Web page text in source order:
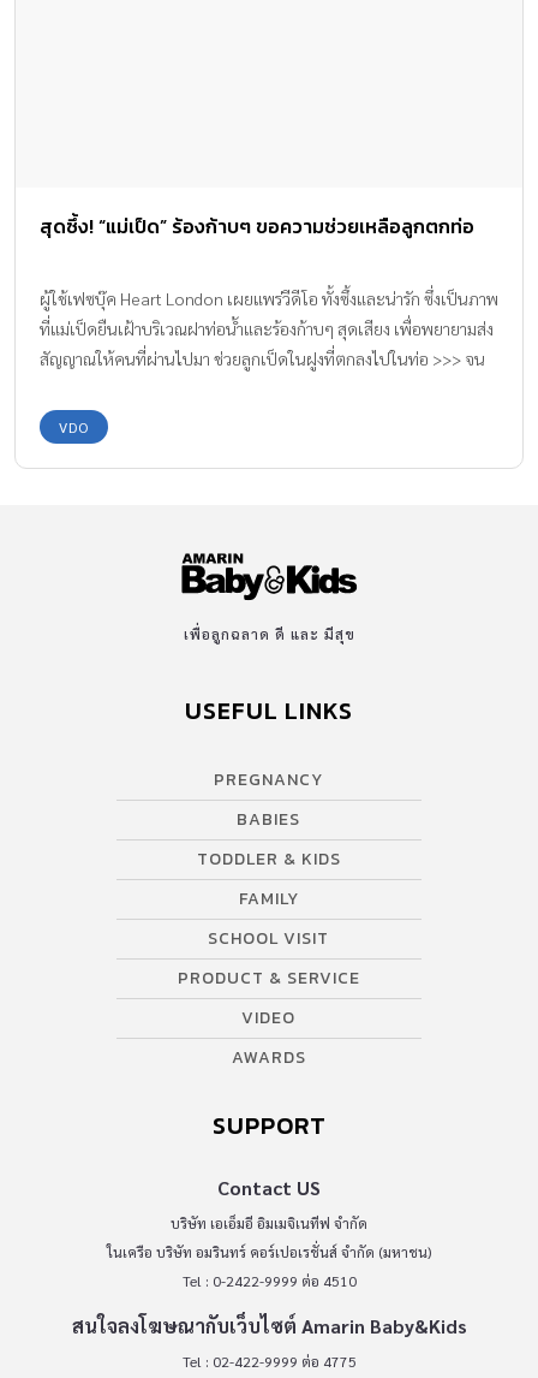
สุดซึ้ง! “แม่เป็ด” ร้องก้าบๆ ขอความช่วยเหลือลูกตกท่อ
ผู้ใช้เฟซบุ๊ค Heart London เผยแพร่วีดีโอ ทั้งซึ้งและน่ารัก ซึ่งเป็นภาพ
ที่แม่เป็ดยืนเฝ้าบริเวณฝาท่อน้ำและร้องก้าบๆ สุดเสียง เพื่อพยายามส่ง
สัญญาณให้คนที่ผ่านไปมา ช่วยลูกเป็ดในฝูงที่ตกลงไปในท่อ >>> จน
จริงๆ ขอบคุณคลิปวีดีโอจาก : Lee Kimreame
VDO
เพื่อลูกฉลาด ดี และ มีสุข
USEFUL LINKS
PREGNANCY
BABIES
TODDLER & KIDS
FAMILY
SCHOOL VISIT
PRODUCT & SERVICE
VIDEO
AWARDS
SUPPORT
Contact US
บริษัท เอเอ็มอี อิมเมจิเนทีฟ จำกัด
ในเครือ บริษัท อมรินทร์ คอร์เปอเรชั่นส์ จำกัด (มหาชน)
Tel : 0-2422-9999 ต่อ 4510
สนใจลงโฆษณากับเว็บไซต์ Amarin Baby&Kids
Tel : 02-422-9999 ต่อ 4775